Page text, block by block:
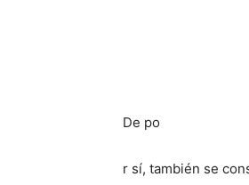
De po
r sí, también se